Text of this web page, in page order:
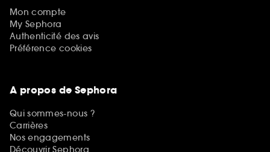
Mon compte
My Sephora
Authenticité des avis
Préférence cookies
A propos de Sephora
Qui sommes-nous ?
Carrières
Nos engagements
Découvrir Sephora